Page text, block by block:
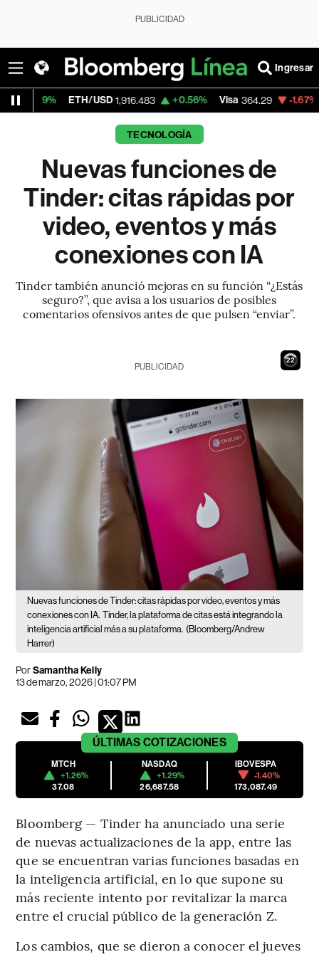
PUBLICIDAD
Ingresar
ETH/USD 1,916.483 +0.56% Visa 364.29 -1.67%
TECNOLOGÍA
Nuevas funciones de
Tinder: citas rápidas por
video, eventos y más
conexiones con IA
Tinder también anunció mejoras en su función “¿Estás
seguro?”, que avisa a los usuarios de posibles
comentarios ofensivos antes de que pulsen “enviar”.
21
PUBLICIDAD
Nuevas funciones de Tinder: citas rápidas por video, eventos y más
conexiones con IA. Tinder, la plataforma de citas está integrando la
inteligencia artificial más a su plataforma. (Bloomberg/Andrew
Harrer)
PorSamantha Kelly
13 de marzo, 2026 | 01:07 PM
ÚLTIMAS COTIZACIONES
MTCH
+1.26%
37.08
NASDAQ
+1.29%
26,687.58
IBOVESPA
-1.40%
173,087.49
Bloomberg — Tinder ha anunciado una serie
de nuevas actualizaciones de la app, entre las
que se encuentran varias funciones basadas en
la inteligencia artificial, en lo que supone su
más reciente intento por revitalizar la marca
entre el crucial público de la generación Z.
Los cambios, que se dieron a conocer el jueves